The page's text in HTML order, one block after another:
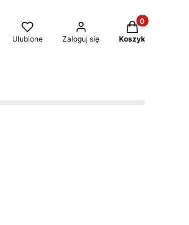
Ulubione Zaloguj się
Produkty w
Koszyk